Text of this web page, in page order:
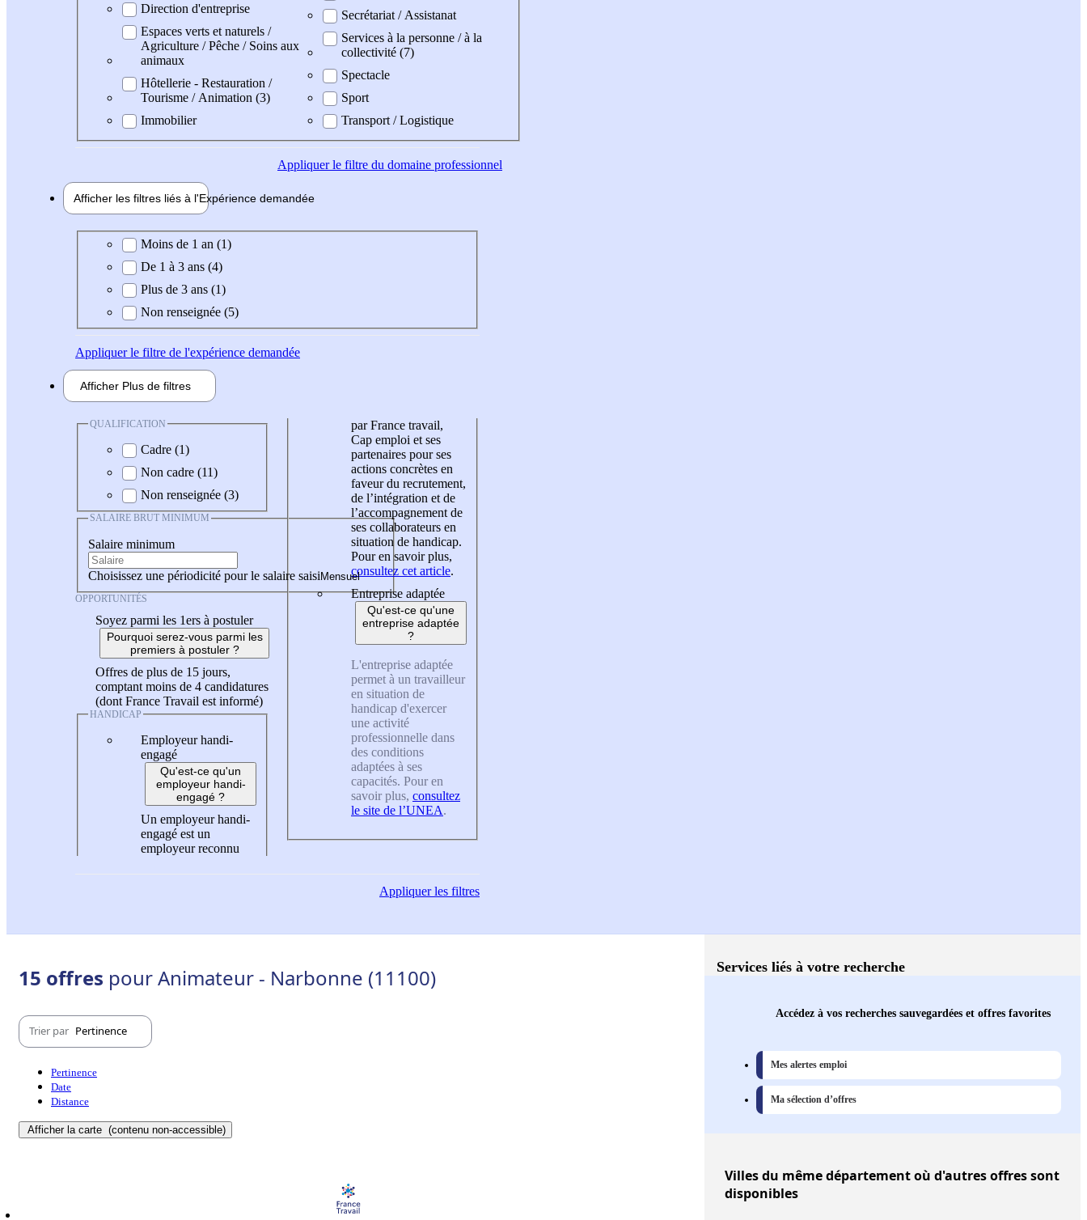
Direction d'entreprise
Espaces verts et naturels /
Agriculture / Pêche / Soins aux
animaux
Hôtellerie - Restauration /
Tourisme / Animation (3)
Immobilier
Secrétariat / Assistanat
Services à la personne / à la
collectivité (7)
Spectacle
Sport
Transport / Logistique
Appliquerle filtre du domaine professionnel
Afficher les filtres liés à l'Expérience demandée
Expérience demandée
Moins de 1 an (1)
De 1 à 3 ans (4)
Plus de 3 ans (1)
Non renseignée (5)
Appliquerle filtre de l'expérience demandée
Afficher Plus de filtres
QUALIFICATION
Cadre (1)
Non cadre (11)
Non renseignée (3)
SALAIRE BRUT MINIMUM
Salaire minimum
Choisissez une périodicité pour le salaire saisi
OPPORTUNITÉS
Soyez parmi les 1ers à postuler
Pourquoi serez-vous parmi les
premiers à postuler ?
Offres de plus de 15 jours,
comptant moins de 4 candidatures
(dont France Travail est informé)
HANDICAP
Employeur handi-
engagé
Qu'est-ce qu'un
employeur handi-
engagé ?
Un employeur handi-
engagé est un
employeur reconnu
par France travail,
Cap emploi et ses
partenaires pour ses
actions concrètes en
faveur du recrutement,
de l’intégration et de
l’accompagnement de
ses collaborateurs en
situation de handicap.
Pour en savoir plus,
consultez cet article.
Entreprise adaptée
Qu'est-ce qu'une
entreprise adaptée
?
L'entreprise adaptée
permet à un travailleur
en situation de
handicap d'exercer
une activité
professionnelle dans
des conditions
adaptées à ses
capacités. Pour en
savoir plus, consultez
le site de l’UNEA.
Appliquerles filtres
15 offres pour Animateur - Narbonne (11100)
Trier par Pertinence
Pertinence
Date
Distance
Afficher la carte (contenu non-accessible)
Services liés à votre recherche
Accédez à vos recherches sauvegardées et offres favorites
Mes alertes emploi
Ma sélection d’offres
Villesdu même département où d'autres offres sont
disponibles